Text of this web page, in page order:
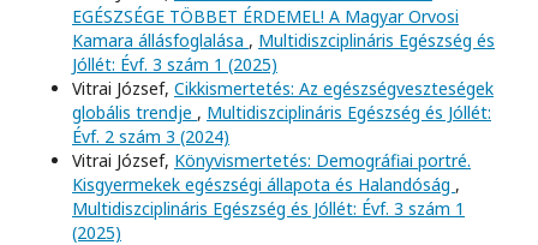
EGÉSZSÉGE TÖBBET ÉRDEMEL! A Magyar Orvosi
Kamara állásfoglalása , Multidiszciplináris Egészség és
Jóllét: Évf. 3 szám 1 (2025)
Vitrai József, Cikkismertetés: Az egészségveszteségek
globális trendje , Multidiszciplináris Egészség és Jóllét:
Évf. 2 szám 3 (2024)
Vitrai József, Könyvismertetés: Demográfiai portré.
Kisgyermekek egészségi állapota és Halandóság ,
Multidiszciplináris Egészség és Jóllét: Évf. 3 szám 1
(2025)